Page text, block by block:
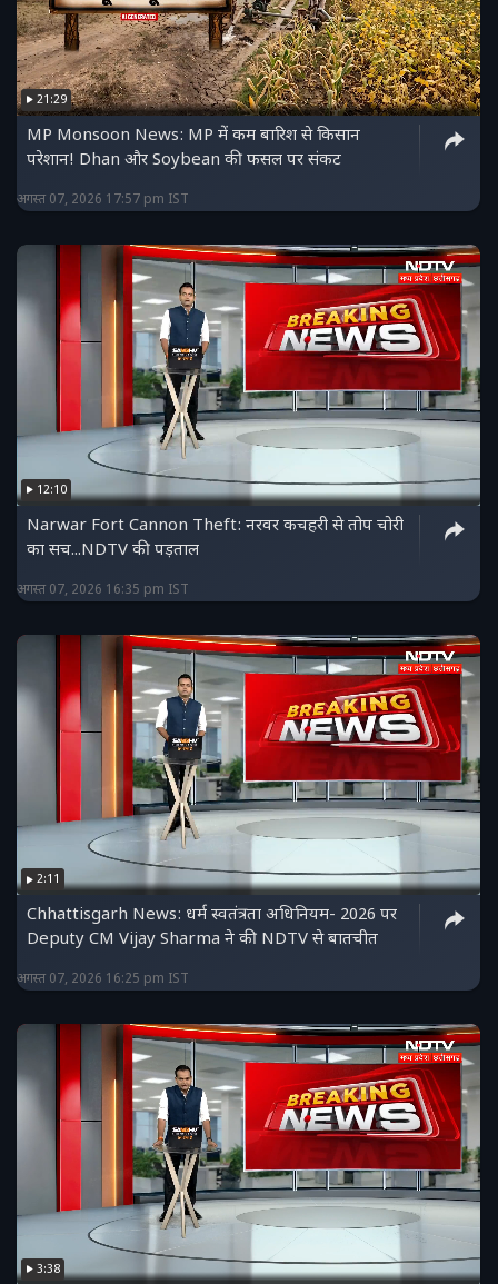
21:29
MP Monsoon News: MP में कम बारिश से किसान
परेशान! Dhan और Soybean की फसल पर संकट
अगस्त 07, 2026 17:57 pm IST
12:10
Narwar Fort Cannon Theft: नरवर कचहरी से तोप चोरी
का सच...NDTV की पड़ताल
अगस्त 07, 2026 16:35 pm IST
2:11
Chhattisgarh News: धर्म स्वतंत्रता अधिनियम- 2026 पर
Deputy CM Vijay Sharma ने की NDTV से बातचीत
अगस्त 07, 2026 16:25 pm IST
3:38